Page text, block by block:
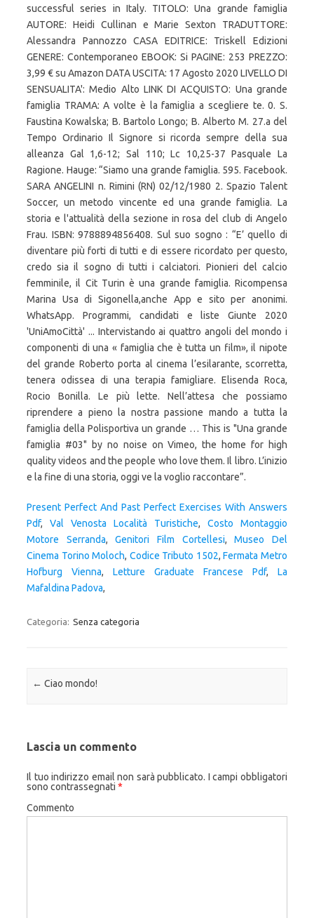
successful series in Italy. TITOLO: Una grande famiglia
AUTORE: Heidi Cullinan e Marie Sexton TRADUTTORE:
Alessandra Pannozzo CASA EDITRICE: Triskell Edizioni
GENERE: Contemporaneo EBOOK: Si PAGINE: 253 PREZZO:
3,99 € su Amazon DATA USCITA: 17 Agosto 2020 LIVELLO DI
SENSUALITA': Medio Alto LINK DI ACQUISTO: Una grande
famiglia TRAMA: A volte è la famiglia a scegliere te. 0. S.
Faustina Kowalska; B. Bartolo Longo; B. Alberto M. 27.a del
Tempo Ordinario Il Signore si ricorda sempre della sua
alleanza Gal 1,6-12; Sal 110; Lc 10,25-37 Pasquale La
Ragione. Hauge: “Siamo una grande famiglia. 595. Facebook.
SARA ANGELINI n. Rimini (RN) 02/12/1980 2. Spazio Talent
Soccer, un metodo vincente ed una grande famiglia. La
storia e l'attualità della sezione in rosa del club di Angelo
Frau. ISBN: 9788894856408. Sul suo sogno : “E’ quello di
diventare più forti di tutti e di essere ricordato per questo,
credo sia il sogno di tutti i calciatori. Pionieri del calcio
femminile, il Cit Turin è una grande famiglia. Ricompensa
Marina Usa di Sigonella,anche App e sito per anonimi.
WhatsApp. Programmi, candidati e liste Giunte 2020
'UniAmoCittà' ... Intervistando ai quattro angoli del mondo i
componenti di una « famiglia che è tutta un film», il nipote
del grande Roberto porta al cinema l’esilarante, scorretta,
tenera odissea di una terapia famigliare. Elisenda Roca,
Rocio Bonilla. Le più lette. Nell’attesa che possiamo
riprendere a pieno la nostra passione mando a tutta la
famiglia della Polisportiva un grande … This is "Una grande
famiglia #03" by no noise on Vimeo, the home for high
quality videos and the people who love them. Il libro. L’inizio
e la fine di una storia, oggi ve la voglio raccontare”.
Present Perfect And Past Perfect Exercises With Answers
Pdf, Val Venosta Località Turistiche, Costo Montaggio
Motore Serranda,Genitori Film Cortellesi,Museo Del
Cinema Torino Moloch, Codice Tributo 1502,Fermata Metro
Hofburg Vienna, Letture Graduate Francese Pdf, La
Mafaldina Padova,
Categoria: Senza categoria
Navigazione articolo
← Ciao mondo!
Lascia un commento
Il tuo indirizzo email non sarà pubblicato. I campi obbligatori
sono contrassegnati *
Commento